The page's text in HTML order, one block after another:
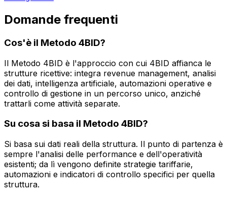
Domande frequenti
Cos'è il Metodo 4BID?
Il Metodo 4BID è l'approccio con cui 4BID affianca le
strutture ricettive: integra revenue management, analisi
dei dati, intelligenza artificiale, automazioni operative e
controllo di gestione in un percorso unico, anziché
trattarli come attività separate.
Su cosa si basa il Metodo 4BID?
Si basa sui dati reali della struttura. Il punto di partenza è
sempre l'analisi delle performance e dell'operatività
esistenti; da lì vengono definite strategie tariffarie,
automazioni e indicatori di controllo specifici per quella
struttura.